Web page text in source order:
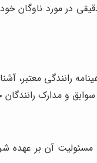
مورد ناوگان خود
رانندگی معتبر،
و مدارک رانندگان
آن بر عهده